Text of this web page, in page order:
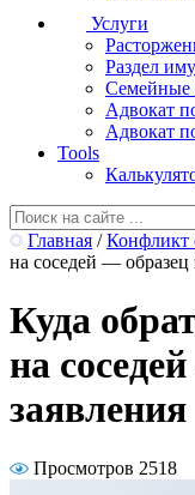
Услуги
Раздел
Семейные
Адвокат
Адвокат
Tools
Главная / Конфликт
на соседей — образец
Куда
на
заявления
Просмотров 2518